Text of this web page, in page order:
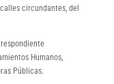
circundantes, del
Humanos,
Públicas.